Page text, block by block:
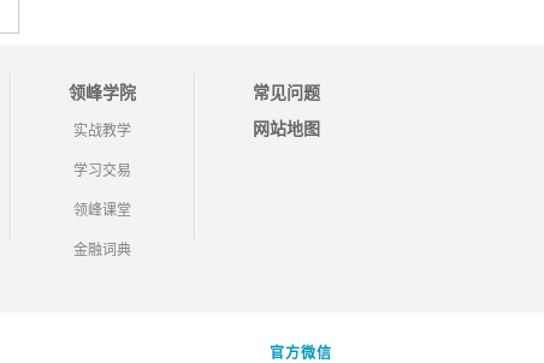
领峰学院
实战教学
学习交易
领峰课堂
金融词典
常见问题
网站地图
官方微信